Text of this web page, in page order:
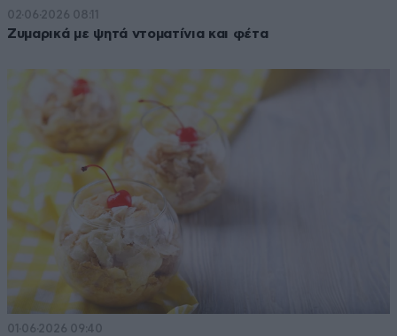
02·06·2026 08:11
Ζυμαρικά με ψητά ντοματίνια και φέτα
01·06·2026 09:40